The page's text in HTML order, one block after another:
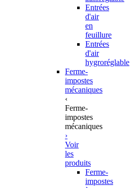
Entrées
d'air
en
feuillure
Entrées
d'air
hygroréglable
Ferme-
impostes
mécaniques
‹
Ferme-
impostes
mécaniques
›
Voir
les
produits
Ferme-
impostes